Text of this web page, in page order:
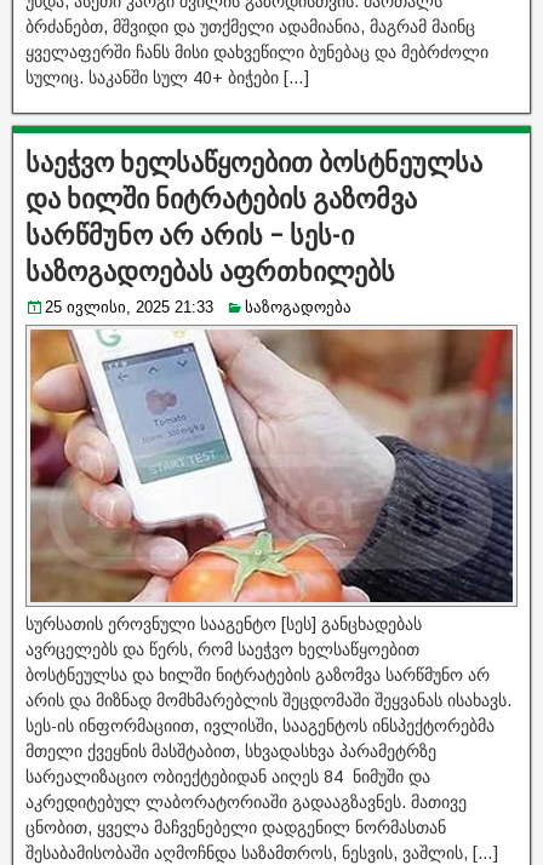
ბრძანებთ, მშვიდი და უთქმელი ადამიანია, მაგრამ მაინც
ყველაფერში ჩანს მისი დახვეწილი ბუნებაც და მებრძოლი
სულიც. საკანში სულ 40+ ბიჭები […]
საეჭვო ხელსაწყოებით ბოსტნეულსა
და ხილში ნიტრატების გაზომვა
სარწმუნო არ არის – სეს-ი
საზოგადოებას აფრთხილებს
25 ივლისი, 2025 21:33 საზოგადოება
სურსათის ეროვნული სააგენტო [სეს] განცხადებას
ავრცელებს და წერს, რომ საეჭვო ხელსაწყოებით
ბოსტნეულსა და ხილში ნიტრატების გაზომვა სარწმუნო არ
არის და მიზნად მომხმარებლის შეცდომაში შეყვანას ისახავს.
სეს-ის ინფორმაციით, ივლისში, სააგენტოს ინსპექტორებმა
მთელი ქვეყნის მასშტაბით, სხვადასხვა პარამეტრზე
სარეალიზაციო ობიექტებიდან აიღეს 84 ნიმუში და
აკრედიტებულ ლაბორატორიაში გადააგზავნეს. მათივე
ცნობით, ყველა მაჩვენებელი დადგენილ ნორმასთან
შესაბამისობაში აღმოჩნდა საზამთროს, ნესვის, ვაშლის, […]